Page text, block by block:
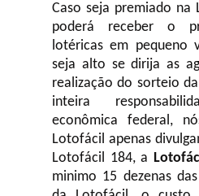
Caso seja premiado na
poderá receber o
lotéricas em pequeno
seja alto se dirija as
realização do sorteio
inteira
econômica federal,
Lotofácil apenas
Lotofácil 184, a
minimo 15 dezenas